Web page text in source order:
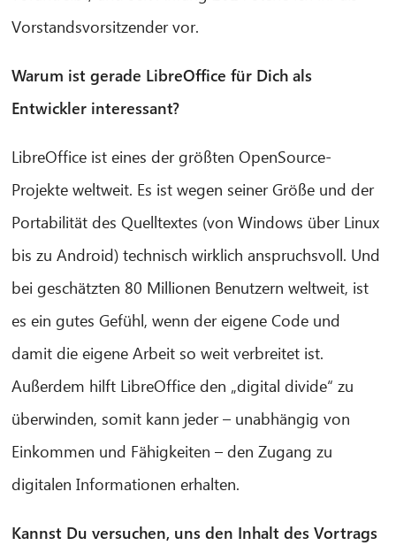
Vorstandsvorsitzender vor.
Warum ist gerade LibreOffice für Dich als
Entwickler interessant?
LibreOffice ist eines der größten OpenSource-
Projekte weltweit. Es ist wegen seiner Größe und der
Portabilität des Quelltextes (von Windows über Linux
bis zu Android) technisch wirklich anspruchsvoll. Und
bei geschätzten 80 Millionen Benutzern weltweit, ist
es ein gutes Gefühl, wenn der eigene Code und
damit die eigene Arbeit so weit verbreitet ist.
Außerdem hilft LibreOffice den „digital divide“ zu
überwinden, somit kann jeder – unabhängig von
Einkommen und Fähigkeiten – den Zugang zu
digitalen Informationen erhalten.
Kannst Du versuchen, uns den Inhalt des Vortrags
Hello! What can I do for you?